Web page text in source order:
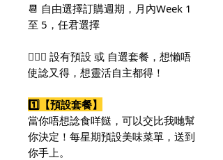
📆 自由選擇訂購週期，月內Week 1
至 5，任君選擇
🙆🏻‍♀️ 設有預設 或 自選套餐，想懶唔
使諗又得，想靈活自主都得！
1️⃣【預設套餐】
當你唔想諗食咩餸，可以交比我哋幫
你決定！每星期預設美味菜單，送到
你手上。